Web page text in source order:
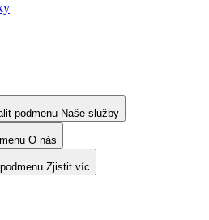
podmenu Naše služby
O nás
Zjistit víc